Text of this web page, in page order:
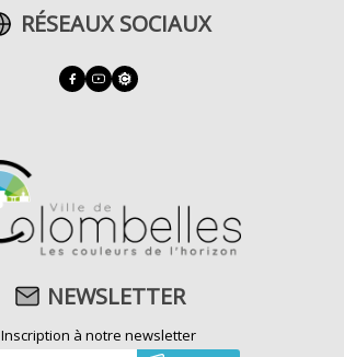
RÉSEAUX SOCIAUX
NEWSLETTER
Inscription à notre newsletter